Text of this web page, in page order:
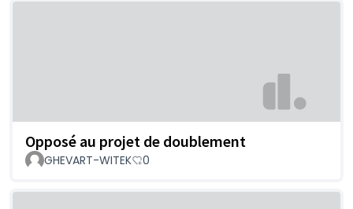
Opposé au projet de doublement
GHEVART-WITEK 0